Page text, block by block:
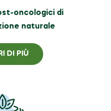
oncologici di
naturale
DI PIÙ